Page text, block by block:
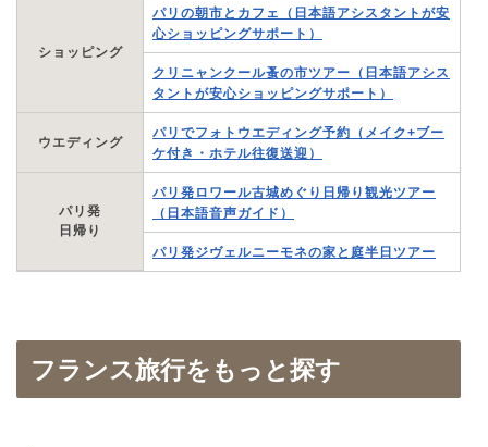
ショッピング
パリの朝市とカフェ（日本語アシスタントが安
心ショッピングサポート）
クリニャンクール蚤の市ツアー（日本語アシス
タントが安心ショッピングサポート）
ウエディング
パリでフォトウエディング予約（メイク+ブー
ケ付き・ホテル往復送迎）
パリ発
日帰り
パリ発ロワール古城めぐり日帰り観光ツアー
（日本語音声ガイド）
パリ発ジヴェルニーモネの家と庭半日ツアー
フランス旅行をもっと探す